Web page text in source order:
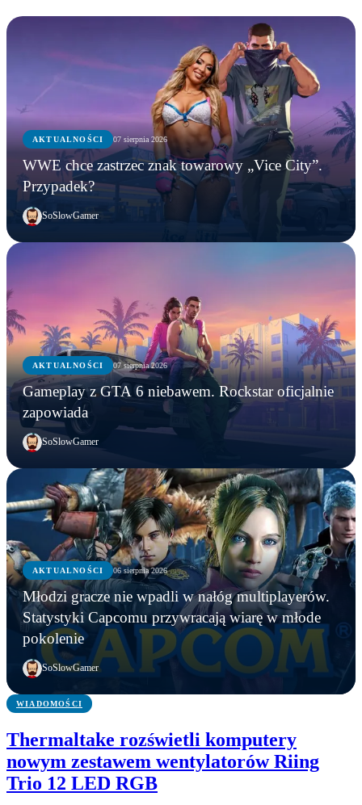
AKTUALNOŚCI 07 sierpnia 2026
WWE chce zastrzec znak towarowy „Vice City”.
Przypadek?
SoSlowGamer
AKTUALNOŚCI 07 sierpnia 2026
Gameplay z GTA 6 niebawem. Rockstar oficjalnie
zapowiada
SoSlowGamer
AKTUALNOŚCI 06 sierpnia 2026
Młodzi gracze nie wpadli w nałóg multiplayerów.
Statystyki Capcomu przywracają wiarę w młode
pokolenie
SoSlowGamer
AKTUALNOŚCI
WWE chce zastrzec znak towarowy „Vice City”.
Przypadek?
AKTUALNOŚCI
Gameplay z GTA 6 niebawem. Rockstar oficjalnie
zapowiada
AKTUALNOŚCI
Młodzi gracze nie wpadli w nałóg multiplayerów.
Statystyki Capcomu przywracają wiarę w młode
pokolenie
WIADOMOŚCI
Thermaltake rozświetli komputery
nowym zestawem wentylatorów Riing
Trio 12 LED RGB